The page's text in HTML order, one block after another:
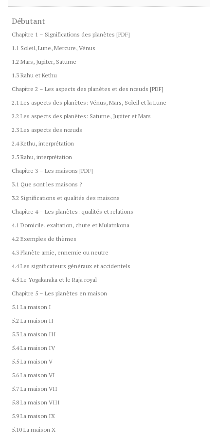
Débutant
Chapitre 1 – Significations des planètes [PDF]
1.1 Soleil, Lune, Mercure, Vénus
1.2 Mars, Jupiter, Saturne
1.3 Rahu et Kethu
Chapitre 2 – Les aspects des planètes et des nœuds [PDF]
2.1 Les aspects des planètes: Vénus, Mars, Soleil et la Lune
2.2 Les aspects des planètes: Saturne, Jupiter et Mars
2.3 Les aspects des nœuds
2.4 Kethu, interprétation
2.5 Rahu, interprétation
Chapitre 3 – Les maisons [PDF]
3.1 Que sont les maisons ?
3.2 Significations et qualités des maisons
Chapitre 4 – Les planètes: qualités et relations
4.1 Domicile, exaltation, chute et Mulatrikona
4.2 Exemples de thèmes
4.3 Planète amie, ennemie ou neutre
4.4 Les significateurs généraux et accidentels
4.5 Le Yogakaraka et le Raja royal
Chapitre 5 – Les planètes en maison
5.1 La maison I
5.2 La maison II
5.3 La maison III
5.4 La maison IV
5.5 La maison V
5.6 La maison VI
5.7 La maison VII
5.8 La maison VIII
5.9 La maison IX
5.10 La maison X